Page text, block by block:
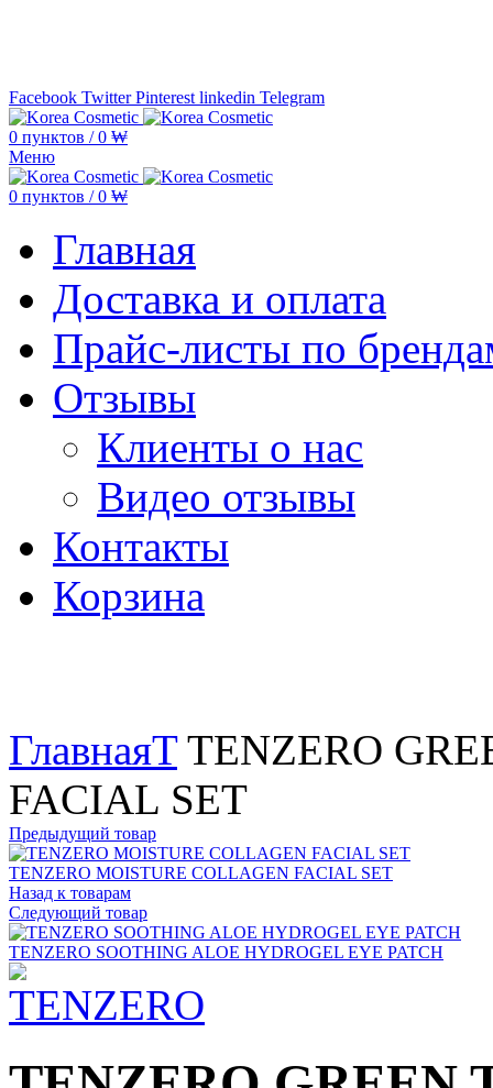
Facebook Twitter Pinterest linkedin Telegram
0 пунктов / 0 ₩
Меню
0 пунктов / 0 ₩
Главная
Доставка и оплата
Прайс-листы по
Отзывы
Клиенты о нас
Видео отзывы
Контакты
Корзина
ГлавнаяTTENZERO
FACIAL SET
Предыдущий товар
TENZERO MOISTURE COLLAGEN FACIAL SET
Назад к товарам
Следующий товар
TENZERO SOOTHING ALOE HYDROGEL EYE PATCH